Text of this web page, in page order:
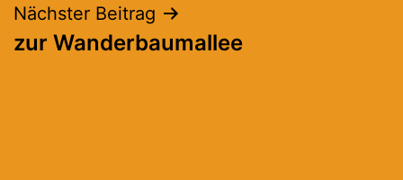
Nächster Beitrag
zur Wanderbaumallee